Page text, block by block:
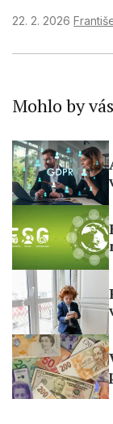
22. 2. 2026
Mohlo by